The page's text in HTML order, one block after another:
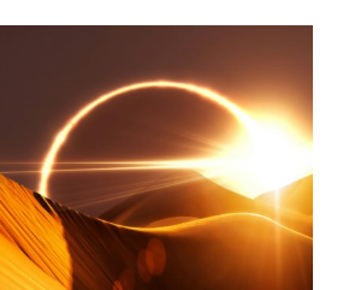
Культура
трейлер драмы
американском реалити-
хищника» с Робертом
в главной роли